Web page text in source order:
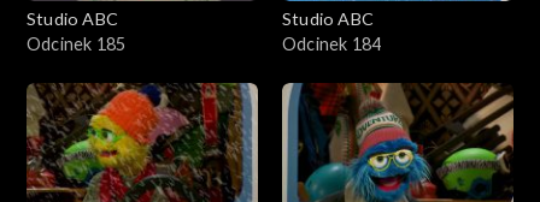
Studio ABC
Odcinek 185
Studio ABC
Odcinek 184